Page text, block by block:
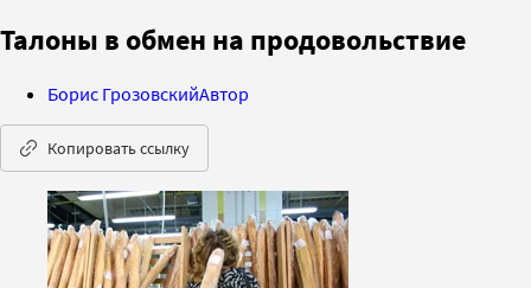
Талоны в обмен на продовольствие
Борис ГрозовскийАвтор
Копировать ссылку